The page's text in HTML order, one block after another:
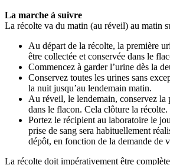
La marche à suivre
La récolte va du matin (au réveil) au matin
Au départ de la récolte, la première
être collectée et conservée dans le
Commencez à garder l’urine dès la
Conservez toutes les urines sans
la nuit jusqu’au lendemain matin.
Au réveil, le lendemain, conservez la
dans le flacon. Cela clôture la récolte.
Portez le récipient au laboratoire le
prise de sang sera habituellement
dépôt, en fonction de la demande de
La récolte doit impérativement être